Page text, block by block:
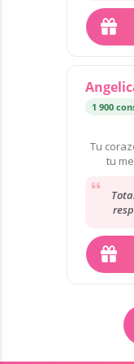
1 900
Tu
tu